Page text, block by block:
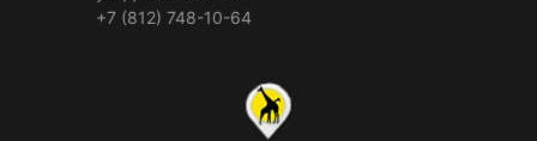
+7 (812) 748-10-64